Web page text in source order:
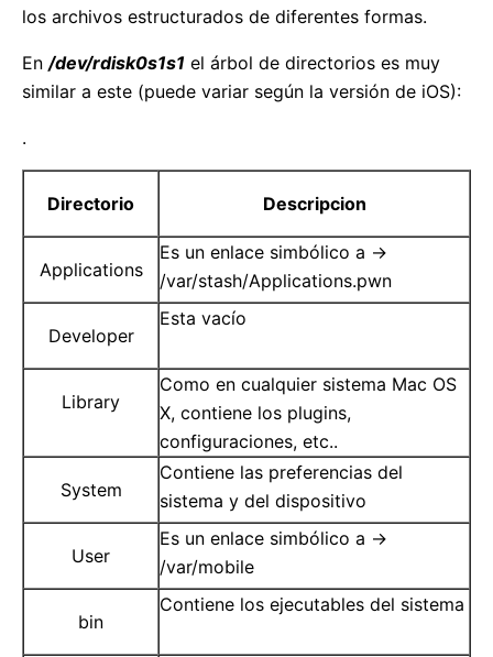
los archivos estructurados de diferentes formas.
En /dev/rdisk0s1s1 el árbol de directorios es muy
similar a este (puede variar según la versión de iOS):
.
Directorio Descripcion
Applications
Es un enlace simbólico a ->
/var/stash/Applications.pwn
Developer
Esta vacío
Library
Como en cualquier sistema Mac OS
X, contiene los plugins,
configuraciones, etc..
System
Contiene las preferencias del
sistema y del dispositivo
User
Es un enlace simbólico a ->
/var/mobile
bin
Contiene los ejecutables del sistema